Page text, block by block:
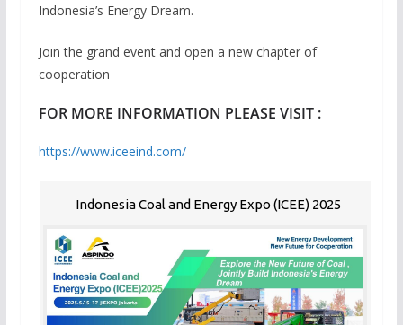
Indonesia’s Energy Dream.
Join the grand event and open a new chapter of
cooperation
FOR MORE INFORMATION PLEASE VISIT :
https://www.iceeind.com/
Indonesia Coal and Energy Expo (ICEE) 2025